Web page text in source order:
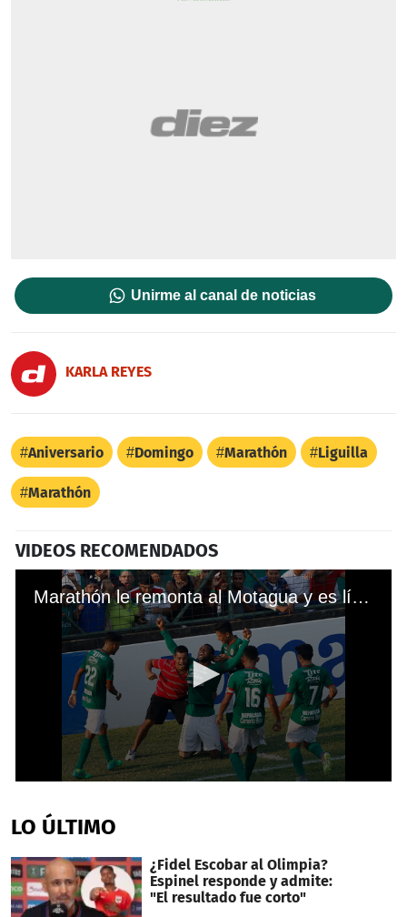
Unirme al canal de noticias
KARLA REYES
Aniversario Domingo Marathón Liguilla
Marathón
VIDEOS RECOMENDADOS
Marathón le remonta al Motagua y es líder del Clausura
of
1
27
seconds
LO ÚLTIMO
¿Fidel Escobar al Olimpia?
Espinel responde y admite:
"El resultado fue corto"